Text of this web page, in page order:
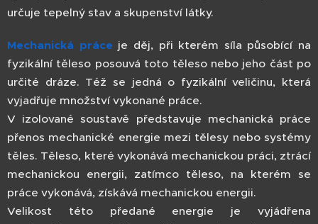
určuje tepelný stav a skupenství látky.
Mechanická práce je děj, při kterém síla působící na
fyzikální těleso posouvá toto těleso nebo jeho část po
určité dráze. Též se jedná o fyzikální veličinu, která
vyjadřuje množství vykonané práce.
V izolované soustavě představuje mechanická práce
přenos mechanické energie mezi tělesy nebo systémy
těles. Těleso, které vykonává mechanickou práci, ztrácí
mechanickou energii, zatímco těleso, na kterém se
práce vykonává, získává mechanickou energii.
Velikost této předané energie je vyjádřena